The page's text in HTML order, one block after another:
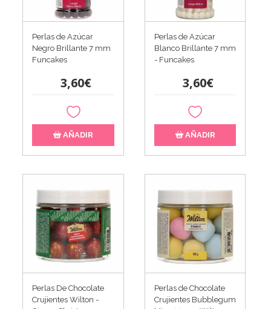
Perlas de Azúcar
Negro Brillante 7 mm
Funcakes
3,60€
AÑADIR
Perlas de Azúcar
Blanco Brillante 7 mm
- Funcakes
3,60€
AÑADIR
Perlas De Chocolate
Crujientes Wilton -
Perlas de Chocolate
Crujientes Bubblegum